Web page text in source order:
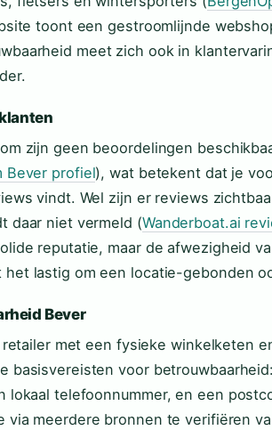
toont een gestroomlijnde
meet zich ook in
zijn geen beoordelingen
Bever profiel), wat betekent dat je
vindt. Wel zijn er reviews
daar niet vermeld (Wanderboat.ai
reputatie, maar de afwezigheid
het lastig om een locatie-gebonden
Bever
met een fysieke winkelketen
basisvereisten voor
lokaal telefoonnummer, en een
via meerdere bronnen te verifiëren